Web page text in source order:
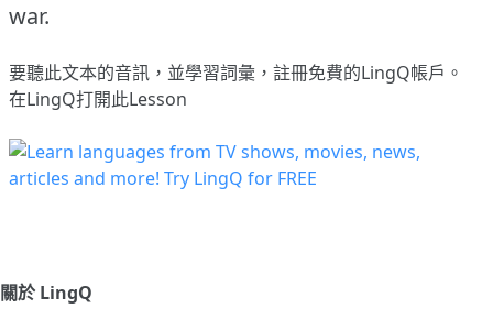
war.
要聽此文本的音訊，並學習詞彙， 註冊免費的LingQ帳戶。
在LingQ打開此Lesson
關於 LingQ